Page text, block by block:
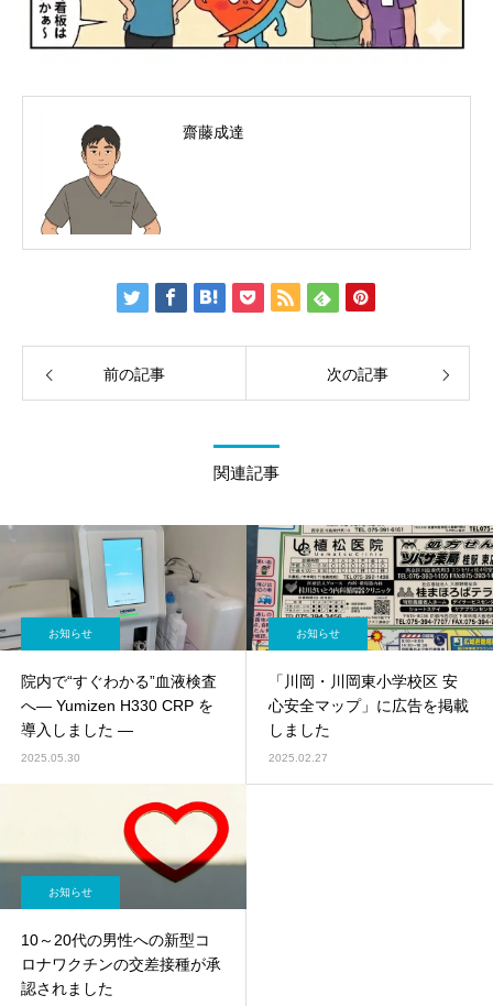
齋藤成達
前の記事 次の記事
関連記事
お知らせ
院内で“すぐわかる”血液検査
へ― Yumizen H330 CRP を
導入しました ―
2025.05.30
お知らせ
「川岡・川岡東小学校区 安
心安全マップ」に広告を掲載
しました
2025.02.27
お知らせ
10～20代の男性への新型コ
ロナワクチンの交差接種が承
認されました